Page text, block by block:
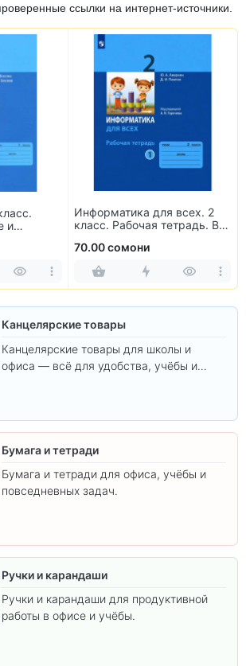
ссылки на интернет-источники.
и
Информатика для всех. 2
класс. Рабочая тетрадь. В
70.00 сомони
Канцелярские товары
Канцелярские товары для школы и
офиса — всё для удобства, учёбы и
Бумага и тетради
Бумага и тетради для офиса, учёбы и
повседневных задач.
Ручки и карандаши
Ручки и карандаши для продуктивной
работы в офисе и учёбы.